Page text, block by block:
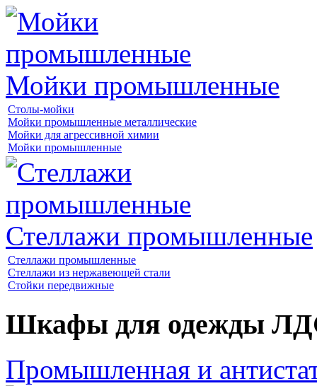
Мойки промышленные
Столы-мойки
Мойки промышленные металлические
Мойки для агрессивной химии
Мойки промышленные
Стеллажи промышленные
Стеллажи промышленные
Стеллажи из нержавеющей стали
Стойки передвижные
Шкафы для одежды
Промышленная и